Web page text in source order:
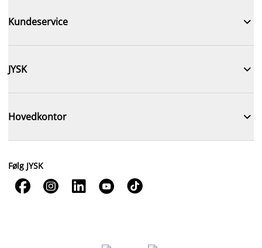
Kundeservice 
JYSK 
Hovedkontor 
Følg JYSK
    